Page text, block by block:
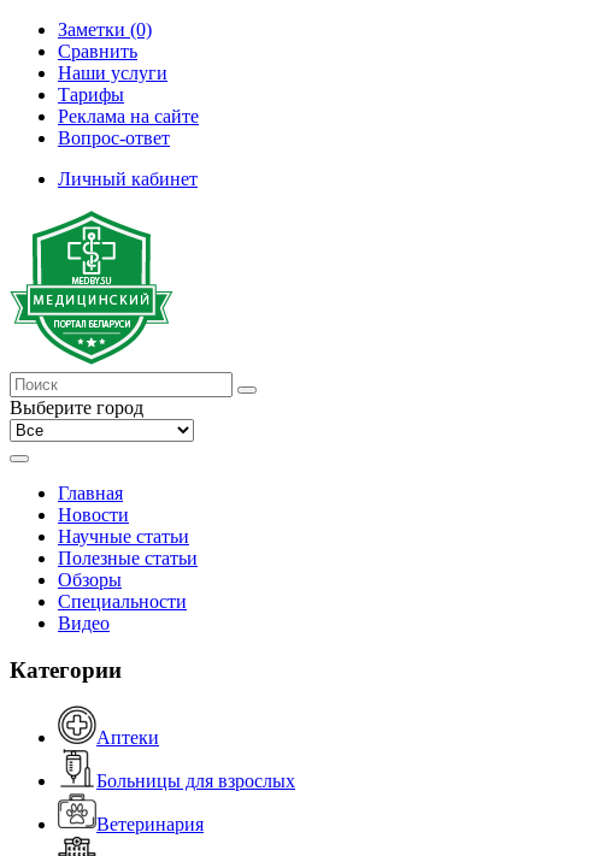
Заметки (0)
Сравнить
Наши услуги
Тарифы
Реклама на сайте
Вопрос-ответ
Личный кабинет
Выберите город
Главная
Новости
Научные статьи
Полезные статьи
Обзоры
Специальности
Видео
Категории
Аптеки
Больницы для взрослых
Ветеринария